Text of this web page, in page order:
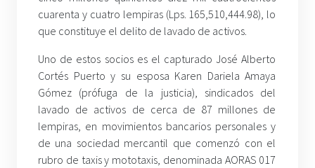
cuarenta y cuatro lempiras (Lps. 165,510,444.98), lo
que constituye el delito de lavado de activos.
Uno de estos socios es el capturado José Alberto
Cortés Puerto y su esposa Karen Dariela Amaya
Gómez (prófuga de la justicia), sindicados del
lavado de activos de cerca de 87 millones de
lempiras, en movimientos bancarios personales y
de una sociedad mercantil que comenzó con el
rubro de taxis y mototaxis, denominada AORAS 017